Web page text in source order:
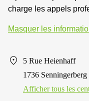
charge les appels
Masquer les
5 Rue Heienhaff
1736 Senningerberg
Afficher tous les